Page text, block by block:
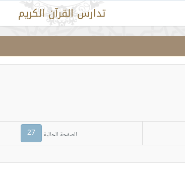
تدارس القرآن الكريم
الصفحة الحالية 27